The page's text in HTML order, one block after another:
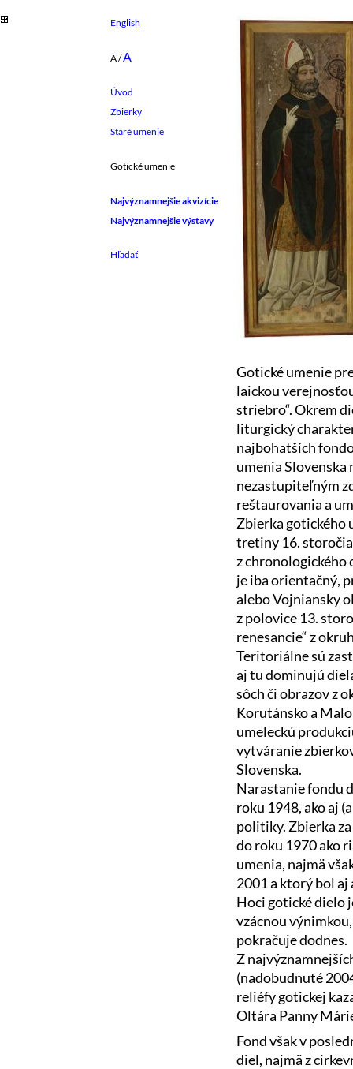
English
A/A
Úvod
Zbierky
Staré umenie
Gotické umenie
Najvýznamnejšie akvizície
Najvýznamnejšie výstavy
Gotické umenie
laickou
striebro“. Okrem
liturgický
najbohatších
umenia
nezastupiteľným
reštaurovania a
Zbierka gotického
tretiny 16.
z chronologického
je iba orientačný,
alebo Vojniansky
z polovice 13.
renesancie“ z
Teritoriálne sú
aj tu dominujú
sôch či obrazov z
Korutánsko a
umeleckú
vytváranie
Slovenska.
Narastanie fondu
roku 1948, ako aj
politiky. Zbierka
do roku 1970 ako
umenia, najmä
2001 a ktorý bol
Hoci gotické dielo
vzácnou
pokračuje dodnes.
Z
(nadobudnuté
reliéfy gotickej
Oltára Panny
Fond však v
diel, najmä z